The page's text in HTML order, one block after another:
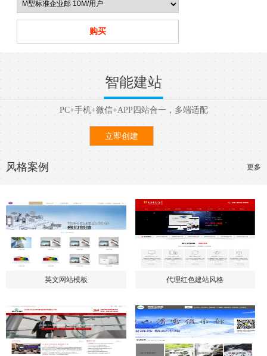
立即创建
智能建站
PC+手机+微信+APP四站合一，多端适配
风格案例 更多
英文网站模板 代理红色建站风格